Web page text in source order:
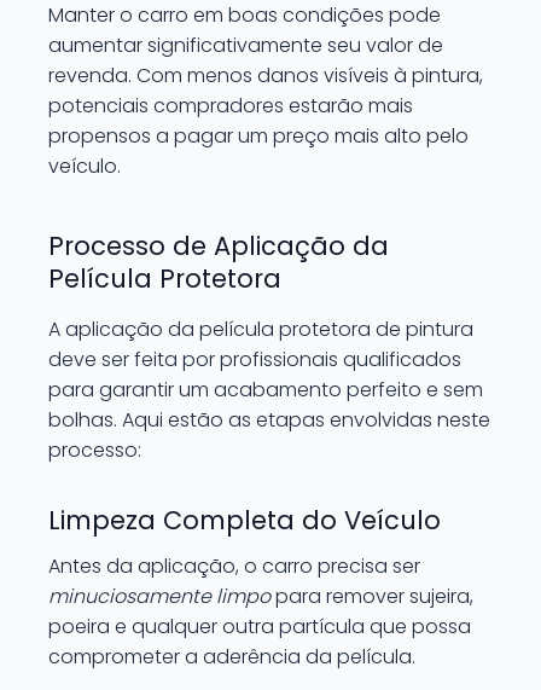
Manter o carro em boas condições pode
aumentar significativamente seu valor de
revenda. Com menos danos visíveis à pintura,
potenciais compradores estarão mais
propensos a pagar um preço mais alto pelo
veículo.
Processo de Aplicação da
Película Protetora
A aplicação da película protetora de pintura
deve ser feita por profissionais qualificados
para garantir um acabamento perfeito e sem
bolhas. Aqui estão as etapas envolvidas neste
processo:
Limpeza Completa do Veículo
Antes da aplicação, o carro precisa ser
minuciosamente limpopara remover sujeira,
poeira e qualquer outra partícula que possa
comprometer a aderência da película.